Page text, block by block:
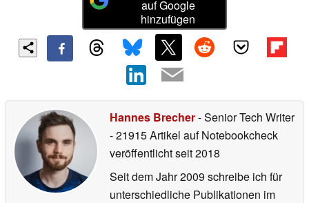
auf Google
hinzufügen
Hannes Brecher- Senior Tech Writer
- 21915 Artikel auf Notebookcheck
veröffentlichtseit 2018
Seit dem Jahr 2009 schreibe ich für
unterschiedliche Publikationen im